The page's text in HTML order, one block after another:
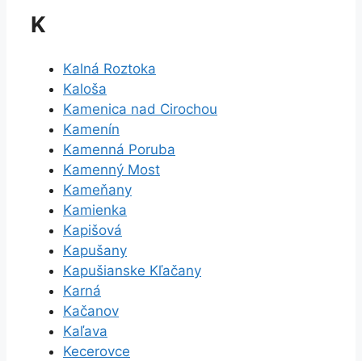
K
Kalná Roztoka
Kaloša
Kamenica nad Cirochou
Kamenín
Kamenná Poruba
Kamenný Most
Kameňany
Kamienka
Kapišová
Kapušany
Kapušianske Kľačany
Karná
Kačanov
Kaľava
Kecerovce